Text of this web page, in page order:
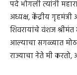
पदे भोगली त्यांनी
अध्यक्ष, केंद्रीय
शिवरायांचे वंशज
आल्याचा सगळ्यात
राज्याचा नेते मी